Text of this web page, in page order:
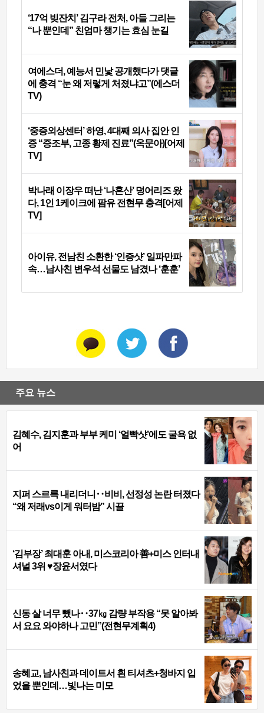
‘17억 빚잔치’ 김구라 전처, 아들 그리는
“나 뿐인데” 친엄마 챙기는 효심 눈길
여에스더, 예능서 민낯 공개했다가 댓글
에 충격 “눈 왜 저렇게 처졌냐고”(에스더
TV)
‘중증외상센터’ 하영, 4대째 의사 집안 인
증 “증조부, 고종 황제 진료”(옥문아)[어제
TV]
박나래 이장우 떠난 ‘나혼산’ 덩어리즈 왔
다, 1인 1케이크에 팜유 전현무 충격[어제
TV]
아이유, 전남친 소환한 ‘인증샷’ 일파만파
속…남사친 변우석 선물도 남겼나 ‘훈훈’
주요 뉴스
김혜수, 김지훈과 부부 케미 ‘얼빡샷’에도 굴욕 없
어
지퍼 스르륵 내리더니‥비비, 선정성 논란 터졌다
“왜 저래vs이게 워터밤” 시끌
‘김부장’ 최대훈 아내, 미스코리아 善+미스 인터내
셔널 3위 ♥장윤서였다
신동 살 너무 뺐나‥37㎏ 감량 부작용 “못 알아봐
서 요요 와야하나 고민”(전현무계획4)
송혜교, 남사친과 데이트서 흰 티셔츠+청바지 입
었을 뿐인데…빛나는 미모